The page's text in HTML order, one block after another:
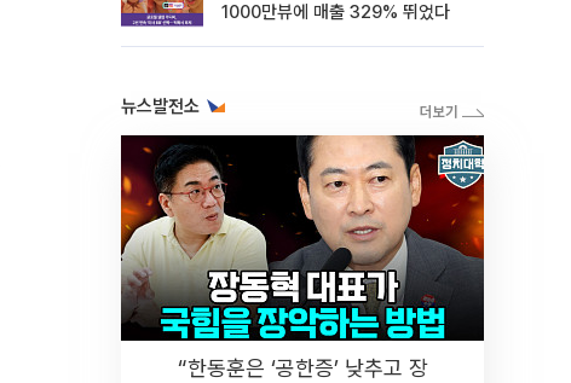
1000만뷰에 매출 329% 뛰었다
뉴스발전소
“한동훈은 ‘공한증’ 낮추고 장